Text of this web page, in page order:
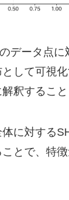
データ点
して可視
釈すること
に対する
とで、特